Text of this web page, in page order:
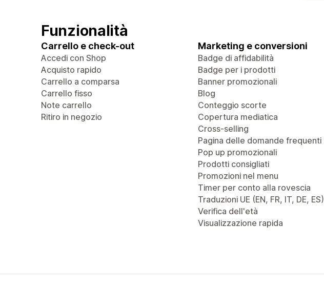
Funzionalità
Carrello e check-out
Accedi con Shop
Acquisto rapido
Carrello a comparsa
Carrello fisso
Note carrello
Ritiro in negozio
Marketing e conversioni
Badge di affidabilità
Badge per i prodotti
Banner promozionali
Blog
Conteggio scorte
Copertura mediatica
Cross-selling
Pagina delle domande frequenti
Pop up promozionali
Prodotti consigliati
Promozioni nel menu
Timer per conto alla rovescia
Traduzioni UE (EN, FR, IT, DE, ES)
Verifica dell'età
Visualizzazione rapida